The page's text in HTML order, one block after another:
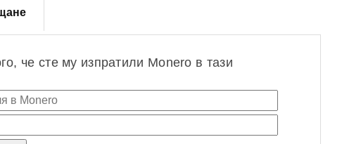
че сте му изпратили Monero в тази